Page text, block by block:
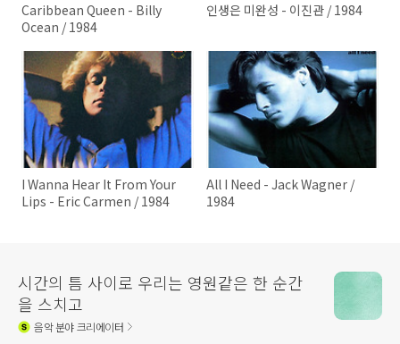
Caribbean Queen - Billy
Ocean / 1984
인생은 미완성 - 이진관 / 1984
I Wanna Hear It From Your
Lips - Eric Carmen / 1984
All I Need - Jack Wagner /
1984
시간의 틈 사이로 우리는 영원같은 한 순간
을 스치고
음악분야 크리에이터